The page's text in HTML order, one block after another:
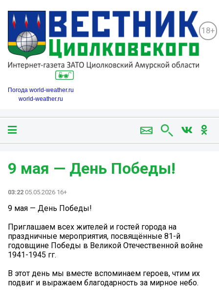
18+
Погода world-weather.ru
world-weather.ru
9 мая — День Победы!
03:22 05.05.2026 16+
9 мая — День Победы!
Приглашаем всех жителей и гостей города на
праздничные мероприятия, посвящённые 81-й
годовщине Победы в Великой Отечественной войне
1941-1945 гг.
В этот день мы вместе вспоминаем героев, чтим их
подвиг и выражаем благодарность за мирное небо.